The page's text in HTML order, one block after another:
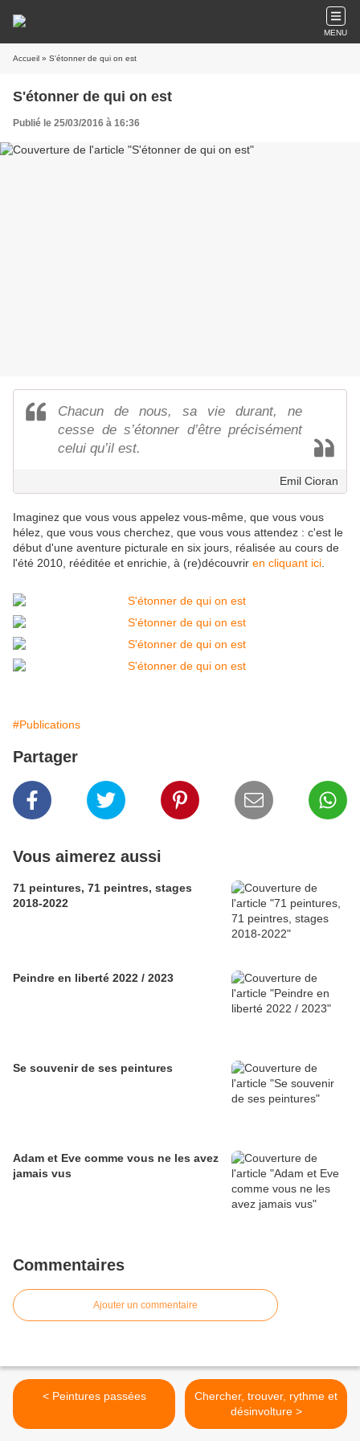
MENU
Accueil » S'étonner de qui on est
S'étonner de qui on est
Publié le 25/03/2016 à 16:36
Chacun de nous, sa vie durant, ne
cesse de s’étonner d’être précisément
celui qu’il est.
Emil Cioran
Imaginez que vous vous appelez vous-même, que vous vous
hélez, que vous vous cherchez, que vous vous attendez : c'est le
début d'une aventure picturale en six jours, réalisée au cours de
l'été 2010, rééditée et enrichie, à (re)découvrir en cliquant ici
#Publications
Partager
Vous aimerez aussi
71 peintures, 71 peintres, stages
2018-2022
Peindre en liberté 2022 / 2023
Se souvenir de ses peintures
Adam et Eve comme vous ne les avez
jamais vus
Commentaires
Ajouter un commentaire
< Peintures passées
Chercher, trouver, rythme et
désinvolture >